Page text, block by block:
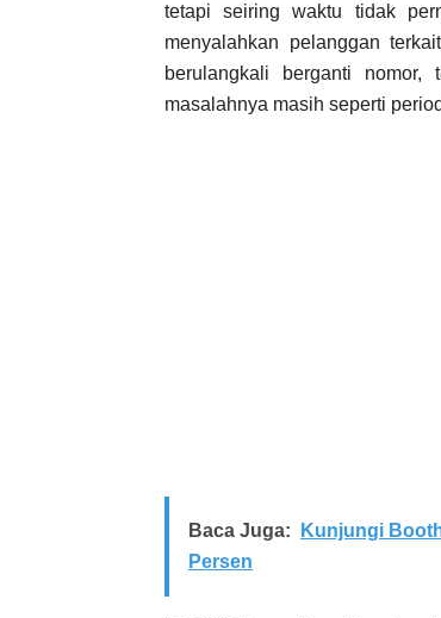
tetapi seiring waktu tidak
menyalahkan pelanggan
berulangkali berganti nomor,
masalahnya masih seperti
Baca Juga:
Kunjungi
Persen